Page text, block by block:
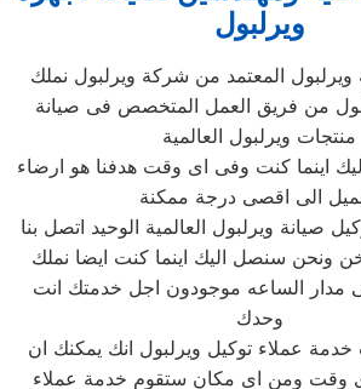
ويرلبول
المعتمد من شركة ويرلبول نملك
من فريق العمل المتخصص فى صيانة
منتجات ويرلبول العالمية
اينما كنت وفى اى وقت هدفنا هو ارضاء
الى اقصى درجة ممكنة
صيانة ويرلبول العالمية الوحيد اتصل بنا
ونحن سنصل اليك اينما كنت ايضا نملك
مدار الساعه موجودون اجل خدمتك انت
وحدك
عملاء توكيل ويرلبول انك يمكنك ان
وقت ومن اى مكان ستقوم خدمة عملاء